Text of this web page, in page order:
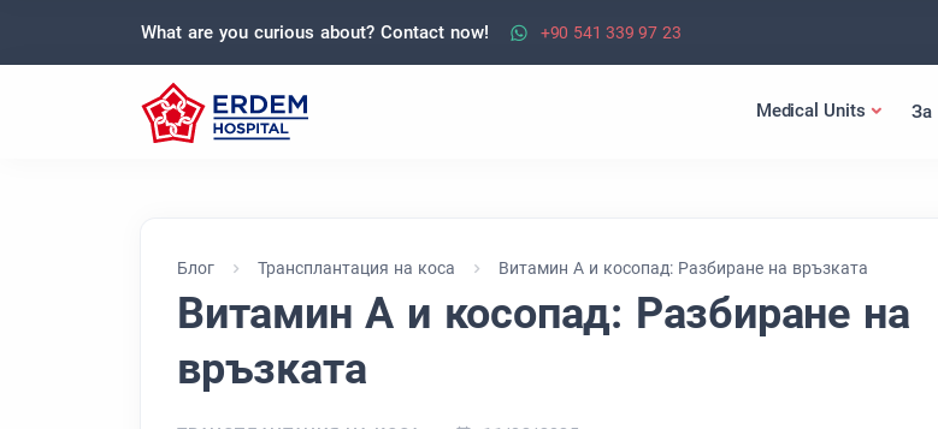
What are you curious about? Contact now! +90 541 339 97 23
Medical Units За
Блог Трансплантация на коса Витамин А и косопад: Разбиране на връзката
Витамин А и косопад: Разбиране на
връзката